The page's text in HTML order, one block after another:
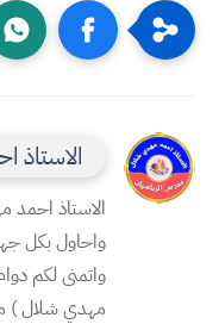
الاستاذ احمد
واحاول بكل
واتمنى لكم
مهدي شلال )